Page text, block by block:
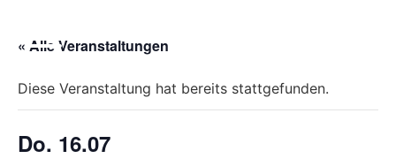
Sie,
diese
ein
« Alle Veranstaltungen
Diese Veranstaltung hat bereits stattgefunden.
Do. 16.07